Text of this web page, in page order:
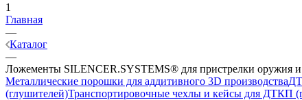
1
Главная
—
Каталог
—
Ложементы SILENCER.SYSTEMS® для пристрелки оружия и
Металлические порошки для аддитивного 3D производства
(глушителей)Транспортировочные чехлы и кейсы для ДТКП